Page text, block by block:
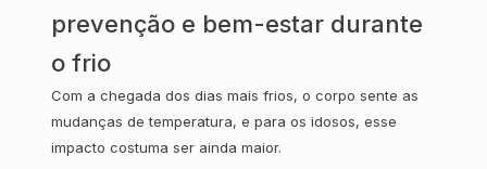
prevenção e bem-estar durante
o frio
Com a chegada dos dias mais frios, o corpo sente as
mudanças de temperatura, e para os idosos, esse
impacto costuma ser ainda maior.